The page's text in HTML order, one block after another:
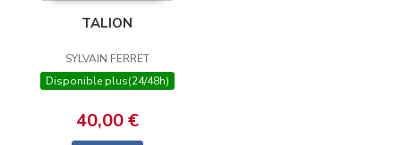
TALION
SYLVAIN FERRET
Disponible plus(24/48h)
40,00 €